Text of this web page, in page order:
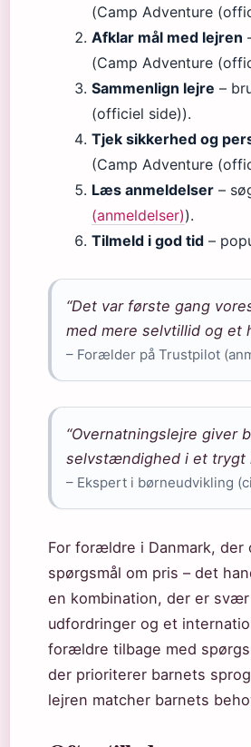
(Camp Adventure
Afklar mål med lejren
(Camp Adventure
Sammenlign lejre –
(officiel side)).
Tjek sikkerhed og
(Camp Adventure
Læs anmeldelser –
(anmeldelser)).
Tilmeld i god tid –
“Det var første gang
med mere selvtillid og et
– Forælder på Trustpilot
“Overnatningslejre giver
selvstændighed i et trygt
– Ekspert i børneudvikling
For forældre i Danmark,
spørgsmål om pris – det
en kombination, der er
udfordringer og et
forældre tilbage med
der prioriterer barnets
lejren matcher barnets